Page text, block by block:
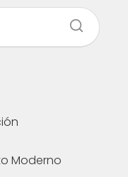
Moderno